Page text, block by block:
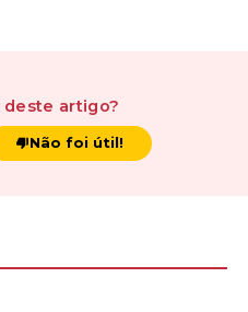
deste artigo?
Não foi útil!